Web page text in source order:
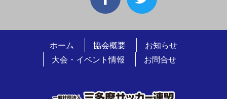
ホーム 協会概要
お知らせ
大会・イベント情報
お問合せ